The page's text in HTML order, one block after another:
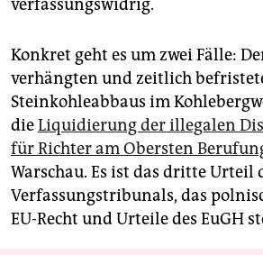
verfassungswidrig.
Konkret geht es um zwei Fälle:
verhängten und zeitlich
Steinkohleabbaus im
dieLiquidierung der illegalen
für Richter am Obersten
Warschau. Es ist das dritte
Verfassungstribunals, das
EU-Recht und Urteile des EuGH